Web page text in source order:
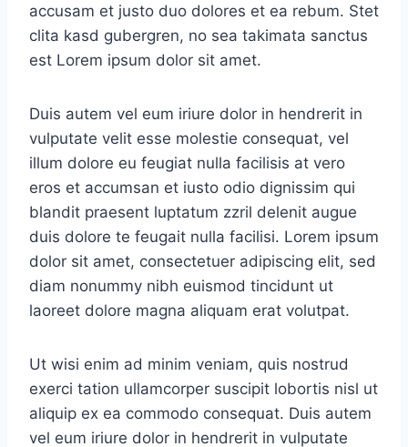
accusam et justo duo dolores et ea rebum. Stet
clita kasd gubergren, no sea takimata sanctus
est Lorem ipsum dolor sit amet.
Duis autem vel eum iriure dolor in hendrerit in
vulputate velit esse molestie consequat, vel
illum dolore eu feugiat nulla facilisis at vero
eros et accumsan et iusto odio dignissim qui
blandit praesent luptatum zzril delenit augue
duis dolore te feugait nulla facilisi. Lorem ipsum
dolor sit amet, consectetuer adipiscing elit, sed
diam nonummy nibh euismod tincidunt ut
laoreet dolore magna aliquam erat volutpat.
Ut wisi enim ad minim veniam, quis nostrud
exerci tation ullamcorper suscipit lobortis nisl ut
aliquip ex ea commodo consequat. Duis autem
vel eum iriure dolor in hendrerit in vulputate